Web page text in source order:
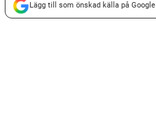
Lägg till som önskad källa på Google